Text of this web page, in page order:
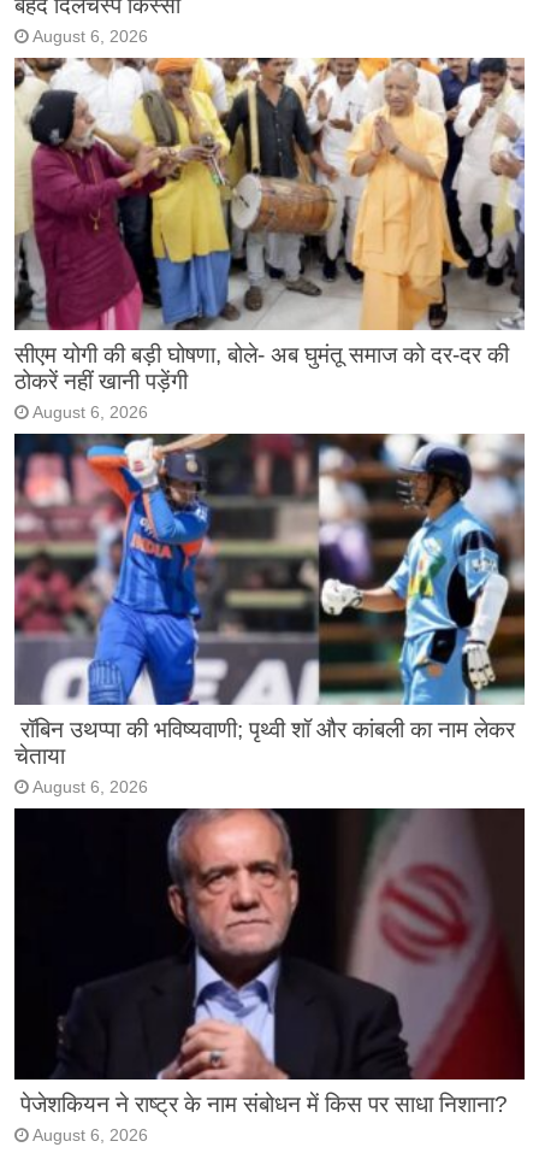
बेहद दिलचस्प किस्सा
August 6, 2026
सीएम योगी की बड़ी घोषणा, बोले- अब घुमंतू समाज को दर-दर की
ठोकरें नहीं खानी पड़ेंगी
August 6, 2026
रॉबिन उथप्पा की भविष्यवाणी; पृथ्वी शॉ और कांबली का नाम लेकर
चेताया
August 6, 2026
पेजेशकियन ने राष्ट्र के नाम संबोधन में किस पर साधा निशाना?
August 6, 2026